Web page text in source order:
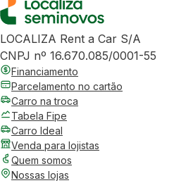
LOCALIZA Rent a Car S/A
CNPJ nº 16.670.085/0001-55
Financiamento
Parcelamento no cartão
Carro na troca
Tabela Fipe
Carro Ideal
Venda para lojistas
Quem somos
Nossas lojas